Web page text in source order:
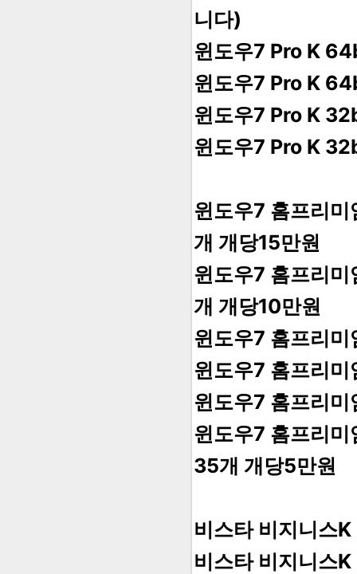
니다)
윈도우7 Pro K
윈도우7 Pro K
윈도우7 Pro K
윈도우7 Pro K
윈도우7 홈프리
개 개당15만원
윈도우7 홈프리
개 개당10만원
윈도우7 홈프리
윈도우7 홈프리
윈도우7 홈프리
윈도우7 홈프리
35개 개당5만원
비스타 비지니스
비스타 비지니스